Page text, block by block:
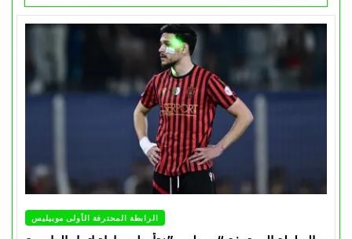
الرابطة المحترفة الأولى موبيليس